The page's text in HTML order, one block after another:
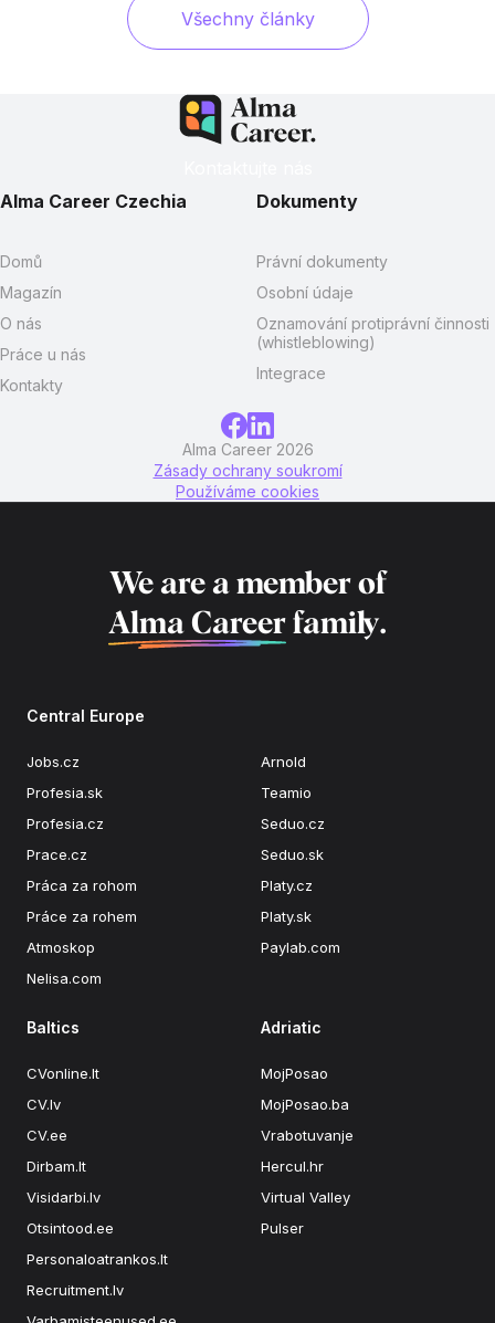
Všechny články
Alma Career Czechia
Domů
Magazín
O nás
Práce u nás
Kontakty
Dokumenty
Právní dokumenty
Osobní údaje
Oznamování protiprávní činnosti
(whistleblowing)
Integrace
Alma Career 2026
Zásady ochrany soukromí
Používáme cookies
We are a member of
Alma Career family.
Central Europe
Jobs.cz
Profesia.sk
Profesia.cz
Prace.cz
Práca za rohom
Práce za rohem
Atmoskop
Nelisa.com
Arnold
Teamio
Seduo.cz
Seduo.sk
Platy.cz
Platy.sk
Paylab.com
Baltics
CVonline.lt
CV.lv
CV.ee
Dirbam.lt
Visidarbi.lv
Otsintood.ee
Personaloatrankos.lt
Recruitment.lv
Adriatic
MojPosao
MojPosao.ba
Vrabotuvanje
Hercul.hr
Virtual Valley
Pulser